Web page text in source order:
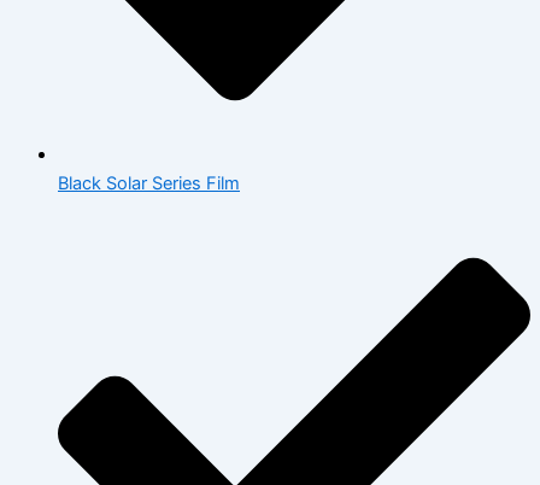
Black Solar Series Film